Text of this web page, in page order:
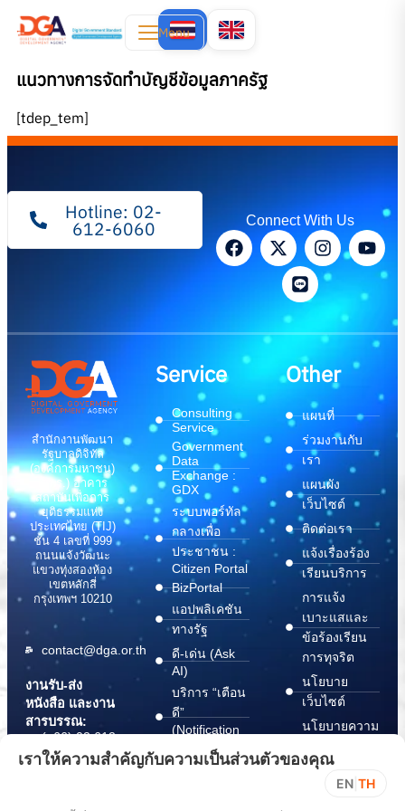
Menu
แนวทางการจัดทำบัญชีข้อมูลภาครัฐ
[tdep_tem]
Hotline: 02-
612-6060 Connect With Us
สำนักงานพัฒนา
รัฐบาลดิจิทัล
(องค์การมหาชน)
(สพร.) อาคาร
สถาบันเพื่อการ
ยุติธรรมแห่ง
ประเทศไทย (TIJ)
ชั้น 4 เลขที่ 999
ถนนแจ้งวัฒนะ
แขวงทุ่งสองห้อง
เขตหลักสี่
กรุงเทพฯ 10210
contact@dga.or.th
งานรับ-ส่ง
หนังสือ และงาน
สารบรรณ:
(+66) 02 612
6000
saraban@dga.or.th
Service
Consulting
Service
Government
Data
Exchange :
GDX
ระบบพอร์ทัล
กลางเพื่อ
ประชาชน :
Citizen Portal
BizPortal
แอปพลิเคชัน
ทางรัฐ
ดี-เด่น (Ask
AI)
บริการ “เตือน
ดี”
(Notification
บริการ
Other
แผนที่
ร่วมงานกับ
เรา
แผนผัง
เว็บไซต์
ติดต่อเรา
แจ้งเรื่องร้อง
เรียนบริการ
การแจ้ง
เบาะแสและ
ข้อร้องเรียน
การทุจริต
นโยบาย
เว็บไซต์
นโยบายความ
ปลอดภัย
สารสนเทศ
เราให้ความสำคัญกับความเป็นส่วนตัวของคุณ
EN TH